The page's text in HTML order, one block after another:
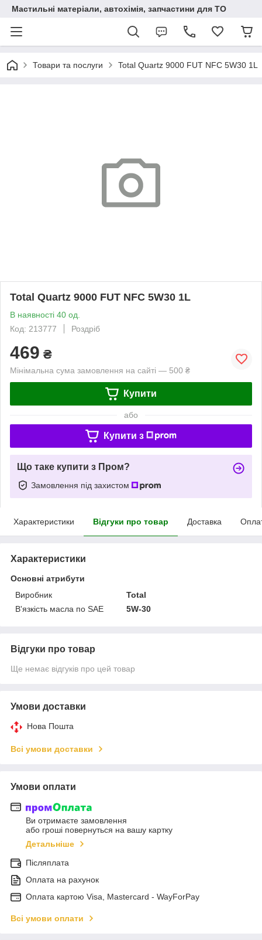
Мастильні матеріали, автохімія, запчастини для ТО
Товари та послуги Total Quartz 9000 FUT NFC 5W30 1L
Total Quartz 9000 FUT NFC 5W30 1L
В наявності 40 од.
Код: 213777
Роздріб
469 ₴
Мінімальна сума замовлення на сайті — 500 ₴
Купити
або
Купити з
Що таке купити з Пром?
Замовлення під захистом
Характеристики Відгуки про товар Доставка
Характеристики
Основні атрибути
Виробник
Total
В'язкість масла по SAE
5W-30
Відгуки про товар
Ще немає відгуків про цей товар
Умови доставки
Нова Пошта
Всі умови доставки
Умови оплати
Ви отримаєте замовлення
або гроші повернуться на вашу картку
Детальніше
Післяплата
Оплата на рахунок
Оплата картою Visa, Mastercard - WayForPay
Всі умови оплати